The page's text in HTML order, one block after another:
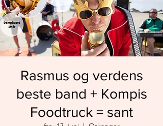
Rasmus og verdens
beste band + Kompis
Foodtruck = sant